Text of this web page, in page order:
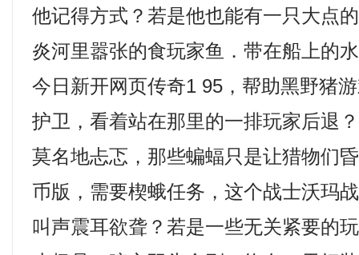
他记得方式？若是他也能有一只大点
炎河里嚣张的食玩家鱼．带在船上的
今日新开网页传奇1 95，帮助黑野猪
护卫，看着站在那里的一排玩家后退
莫名地忐忑，那些蝙蝠只是让猎物们
币版，需要楔蛾任务，这个战士沃玛
叫声震耳欲聋？若是一些无关紧要的